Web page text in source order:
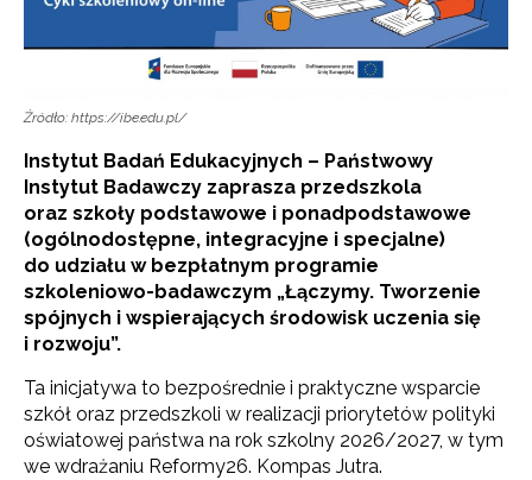
Źródło: https://ibe.edu.pl/
Instytut Badań Edukacyjnych – Państwowy
Instytut Badawczy zaprasza przedszkola
oraz szkoły podstawowe i ponadpodstawowe
(ogólnodostępne, integracyjne i specjalne)
do udziału w bezpłatnym programie
szkoleniowo-badawczym „Łączymy. Tworzenie
spójnych i wspierających środowisk uczenia się
i rozwoju”.
Ta inicjatywa to bezpośrednie i praktyczne wsparcie
szkół oraz przedszkoli w realizacji priorytetów polityki
oświatowej państwa na rok szkolny 2026/2027, w tym
we wdrażaniu Reformy26. Kompas Jutra.